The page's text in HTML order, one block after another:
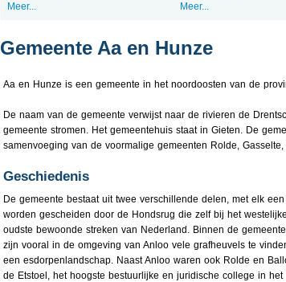
Meer...
Meer...
Gemeente Aa en Hunze
Aa en Hunze is een gemeente in het noordoosten van de
De naam van de gemeente verwijst naar de rivieren de
gemeente stromen. Het gemeentehuis staat in Gieten. De
samenvoeging van de voormalige gemeenten Rolde, Gasselte,
Geschiedenis
De gemeente bestaat uit twee verschillende delen, met elk
worden gescheiden door de Hondsrug die zelf bij het
oudste bewoonde streken van Nederland. Binnen de
zijn vooral in de omgeving van Anloo vele grafheuvels te
een esdorpenlandschap. Naast Anloo waren ook Rolde en
de Etstoel, het hoogste bestuurlijke en juridische college in het